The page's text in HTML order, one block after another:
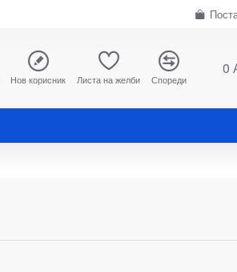
Нов корисник Листа на желби Спореди
0